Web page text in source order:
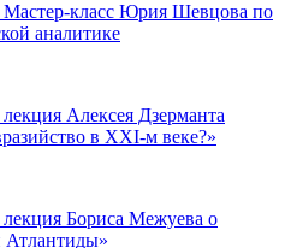
Мастер-класс Юрия Шевцова по
аналитике
Алексея Дзерманта
в XXI-м веке?»
Бориса Межуева о
Атлантиды»